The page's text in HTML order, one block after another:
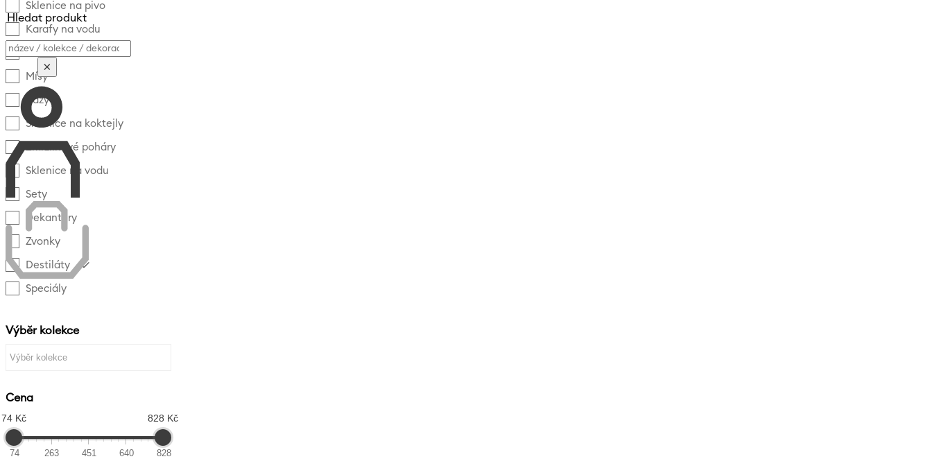
Hledat produkt
Vyhledávání
×
Sklenice na pivo
Karafy na vodu
Svícny
Mísy
Vázy
Sklenice na koktejly
Zmrzlinové poháry
Sklenice na vodu
Sety
Dekantery
Zvonky
Destiláty
Speciály
Výběr kolekce
Cena
74 Kč
828 Kč
74 263 451 640 828